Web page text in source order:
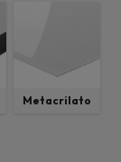
Metacrilato